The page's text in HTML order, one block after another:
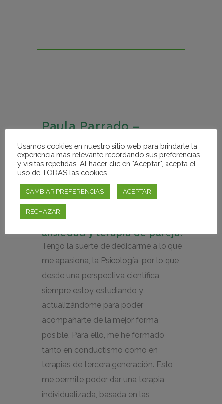
Paula Parrado –
Psicóloga General
Sanitaria (nº de
colegiada: A0-14373)
¡Hola! Soy Paula Parrado.
Psicóloga General Sanitaria.
experta en trastornos de
ansiedad y terapia de pareja.
Tengo la suerte de dedicarme a lo que
me apasiona, la Psicología, por lo que
desde una perspectiva científica,
siempre estoy estudiando y
actualizándome para poder
acompañarte de la mejor forma
posible. Para ello, me he formado
tanto en conductismo como en
terapias de tercera generación. Esto
me permite poder dar una terapia
individualizada, basada en las
Usamos cookies en nuestro sitio web para brindarle la
experiencia más relevante recordando sus preferencias
y visitas repetidas. Al hacer clic en "Aceptar", acepta el
uso de TODAS las cookies.
CAMBIAR PREFERENCIAS ACEPTAR
RECHAZAR